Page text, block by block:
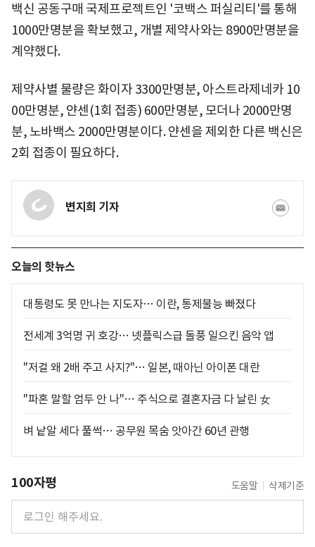
백신 공동구매 국제프로젝트인 '코백스 퍼실리티'를 통해
1000만명분을 확보했고, 개별 제약사와는 8900만명분을
계약했다.
제약사별 물량은 화이자 3300만명분, 아스트라제네카 10
00만명분, 얀센(1회 접종) 600만명분, 모더나 2000만명
분, 노바백스 2000만명분이다. 얀센을 제외한 다른 백신은
2회 접종이 필요하다.
변지희 기자
오늘의 핫뉴스
대통령도 못 만나는 지도자… 이란, 통제불능 빠졌다
전세계 3억명 귀 호강… 넷플릭스급 돌풍 일으킨 음악 앱
"저걸 왜 2배 주고 사지?"… 일본, 때아닌 아이폰 대란
"파혼 말할 엄두 안 나"… 주식으로 결혼자금 다 날린 女
벼 낱알 세다 풀썩… 공무원 목숨 앗아간 60년 관행
100자평 도움말 삭제기준